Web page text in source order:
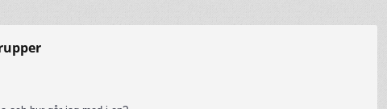
le